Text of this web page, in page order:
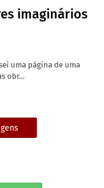
imaginários
uma página de uma
obr…